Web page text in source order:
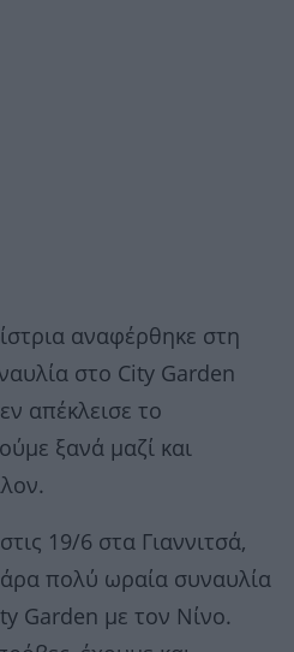
αναφέρθηκε στη
στο City Garden
απέκλεισε το
ξανά μαζί και
19/6 στα Γιαννιτσά,
πολύ ωραία συναυλία
Garden με τον Νίνο.